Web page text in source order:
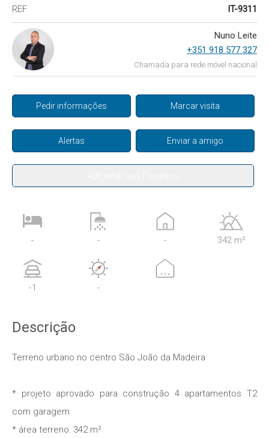
REF IT-9311
Nuno Leite
+351 918 577 327
Chamada para rede móvel nacional
Pedir informações Marcar visita
Alertas Enviar a amigo
- - - 342 m²
-1 -
...
Descrição
Terreno urbano no centro São João da Madeira
* projeto aprovado para construção 4 apartamentos T2
com garagem
* área terreno: 342 m²